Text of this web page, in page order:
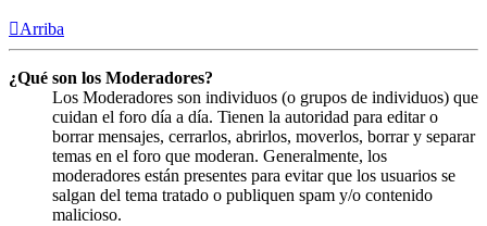
Arriba
¿Qué son los Moderadores?
Los Moderadores son individuos (o grupos de individuos) que
cuidan el foro día a día. Tienen la autoridad para editar o
borrar mensajes, cerrarlos, abrirlos, moverlos, borrar y separar
temas en el foro que moderan. Generalmente, los
moderadores están presentes para evitar que los usuarios se
salgan del tema tratado o publiquen spam y/o contenido
malicioso.